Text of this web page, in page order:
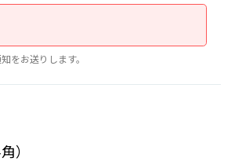
をお送りします。
）